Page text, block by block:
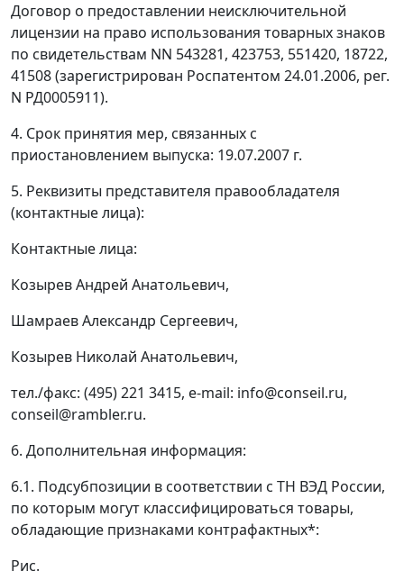
Договор о предоставлении неисключительной
лицензии на право использования товарных знаков
по свидетельствам NN 543281, 423753, 551420, 18722,
41508 (зарегистрирован Роспатентом 24.01.2006, peг.
N РД0005911).
4. Срок принятия мер, связанных с
приостановлением выпуска: 19.07.2007 г.
5. Реквизиты представителя правообладателя
(контактные лица):
Контактные лица:
Козырев Андрей Анатольевич,
Шамраев Александр Сергеевич,
Козырев Николай Анатольевич,
тел./факс: (495) 221 3415, e-mail: info@conseil.ru,
conseil@rambler.ru.
6. Дополнительная информация:
6.1. Подсубпозиции в соответствии с ТН ВЭД России,
по которым могут классифицироваться товары,
обладающие признаками контрафактных*:
Рис.